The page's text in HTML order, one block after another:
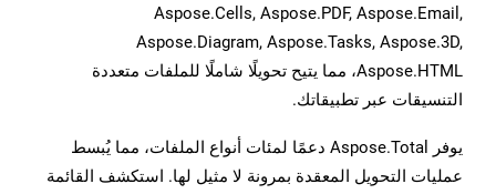
Aspose.Cells, Aspose.PDF, Aspose.Email,
Aspose.Diagram, Aspose.Tasks, Aspose.3D,
Aspose.HTML، مما يتيح تحويلًا شاملًا للملفات متعددة
التنسيقات عبر تطبيقاتك.
يوفر Aspose.Total دعمًا لمئات أنواع الملفات، مما يُبسط
عمليات التحويل المعقدة بمرونة لا مثيل لها. استكشف القائمة